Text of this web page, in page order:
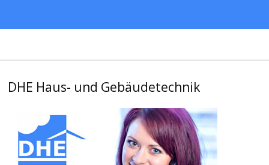
DHE Haus- und Gebäudetechnik